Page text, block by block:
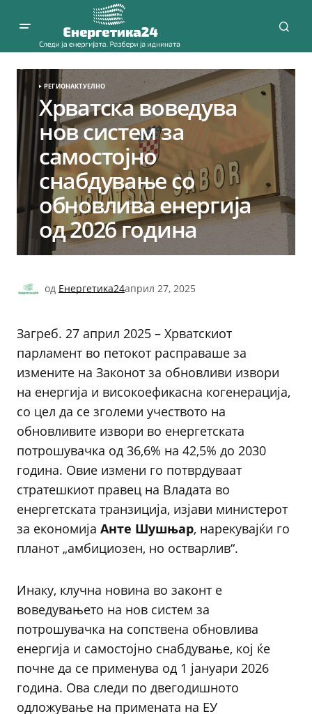
РЕГИОНАКТУЕЛНО
Хрватска воведува
нов систем за
самостојно
снабдување со
обновлива енергија
од 2026 година
од Енергетика24април 27, 2025
Загреб. 27 април 2025 – Хрватскиот
парламент во петокот расправаше за
измените на Законот за обновливи извори
на енергија и високоефикасна когенерација,
со цел да се зголеми учеството на
обновливите извори во енергетската
потрошувачка од 36,6% на 42,5% до 2030
година. Овие измени го потврдуваат
стратешкиот правец на Владата во
енергетската транзиција, изјави министерот
за економија Анте Шушњар, нарекувајќи го
планот „амбициозен, но остварлив“.
Инаку, клучна новина во законт е
воведувањето на нов систем за
потрошувачка на сопствена обновлива
енергија и самостојно снабдување, кој ќе
почне да се применува од 1 јануари 2026
година. Ова следи по двегодишното
одложување на примената на ЕУ